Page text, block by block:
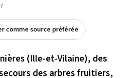
comme source préférée
(Ille-et-Vilaine), des
des arbres fruitiers,